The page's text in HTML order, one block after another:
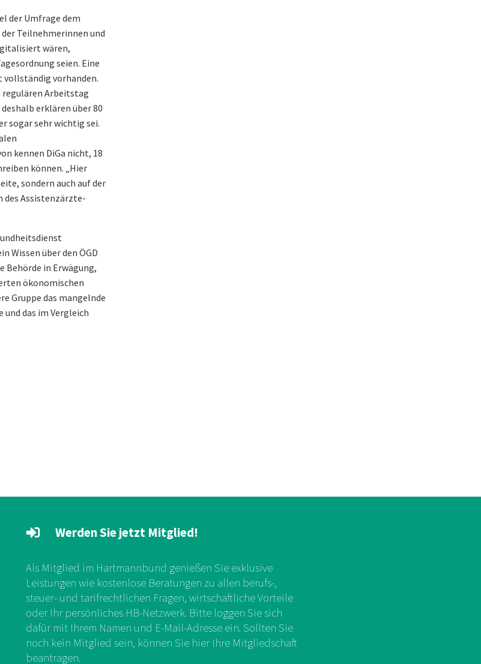
der Umfrage dem
Teilnehmerinnen und
wären,
seien. Eine
vorhanden.
Arbeitstag
erklären über 80
sogar sehr wichtig sei.
kennen DiGa nicht, 18
können. „Hier
sondern auch auf der
des Assistenzärzte-
Wissen über den ÖGD
Behörde in Erwägung,
ökonomischen
Gruppe das mangelnde
das im Vergleich
Werden Sie jetzt Mitglied!
Als Mitglied im Hartmannbund genießen Sie exklusive
Leistungen wie kostenlose Beratungen zu allen berufs-,
steuer- und tarifrechtlichen Fragen, wirtschaftliche Vorteile
oder Ihr persönliches HB-Netzwerk. Bitte loggen Sie sich
dafür mit Ihrem Namen und E-Mail-Adresse ein. Sollten Sie
noch kein Mitglied sein, können Sie hier Ihre Mitgliedschaft
beantragen.